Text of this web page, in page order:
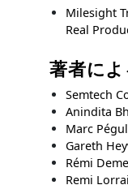
Milesight
Real
著者に
Semtech
Anindita
Marc
Gareth
Rémi
Remi